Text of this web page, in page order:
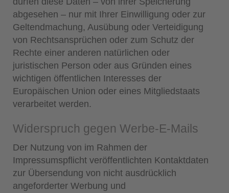
abgesehen – nur mit Ihrer Einwilligung oder zur
Geltendmachung, Ausübung oder Verteidigung
von Rechtsansprüchen oder zum Schutz der
Rechte einer anderen natürlichen oder
juristischen Person oder aus Gründen eines
wichtigen öffentlichen Interesses der
Europäischen Union oder eines Mitgliedstaats
verarbeitet werden.
Widerspruch gegen Werbe-E-Mails
Der Nutzung von im Rahmen der
Impressumspflicht veröffentlichten Kontaktdaten
zur Übersendung von nicht ausdrücklich
angeforderter Werbung und